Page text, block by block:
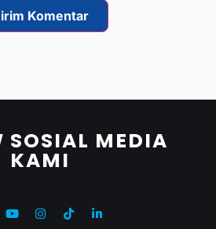
Komentar
SOSIAL MEDIA
KAMI